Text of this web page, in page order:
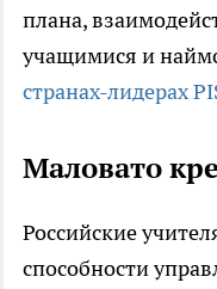
плана,
учащимися и
странах-лидерах
Маловато
Российские
способности